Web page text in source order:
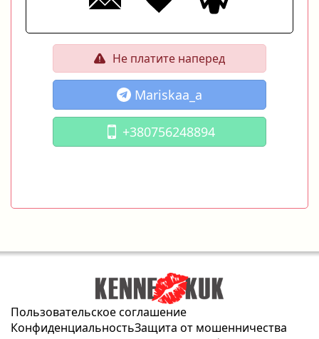
Не платите наперед
Mariskaa_a
+380756248894
Пользовательское соглашение
КонфиденциальностьЗащита от мошенничества